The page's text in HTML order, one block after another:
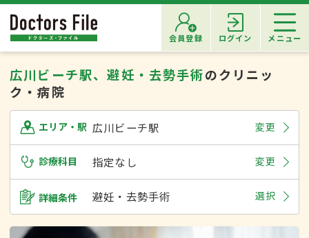
会員登録 ログイン メニュー
広川ビーチ駅、避妊・去勢手術のクリニッ
ク・病院
エリア・駅 広川ビーチ駅 変更
診療科目 指定なし 変更
詳細条件 避妊・去勢手術 選択